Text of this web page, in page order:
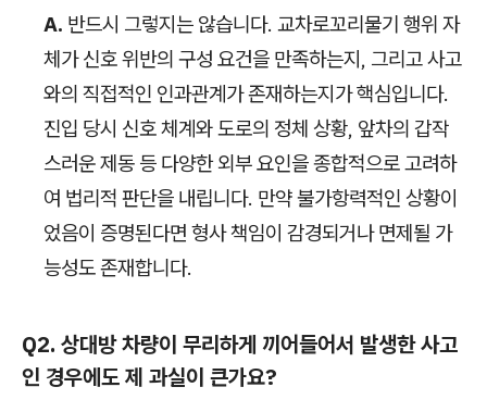
A. 반드시 그렇지는 않습니다. 교차로꼬리물기 행위 자
체가 신호 위반의 구성 요건을 만족하는지, 그리고 사고
와의 직접적인 인과관계가 존재하는지가 핵심입니다.
진입 당시 신호 체계와 도로의 정체 상황, 앞차의 갑작
스러운 제동 등 다양한 외부 요인을 종합적으로 고려하
여 법리적 판단을 내립니다. 만약 불가항력적인 상황이
었음이 증명된다면 형사 책임이 감경되거나 면제될 가
능성도 존재합니다.
Q2. 상대방 차량이 무리하게 끼어들어서 발생한 사고
인 경우에도 제 과실이 큰가요?